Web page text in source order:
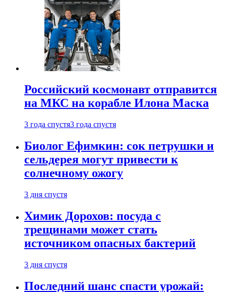
Российский космонавт отправится
на МКС на корабле Илона Маска
3 года спустя3 года спустя
Биолог Ефимкин: сок петрушки и
сельдерея могут привести к
солнечному ожогу
3 дня спустя
Химик Дорохов: посуда с
трещинами может стать
источником опасных бактерий
3 дня спустя
Последний шанс спасти урожай: